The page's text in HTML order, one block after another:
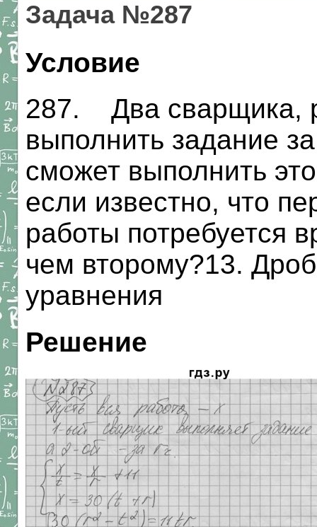
Задача №287
Условие
287. Два сварщика,
выполнить задание
сможет выполнить
если известно, что
работы потребуется
чем второму?13.
уравнения
Решение